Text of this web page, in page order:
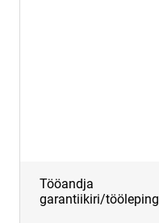
Tööandja
garantiikiri/tööleping